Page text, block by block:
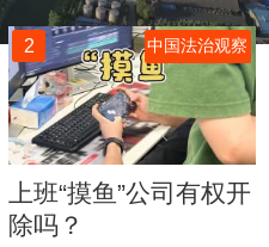
2 中国法治观察
上班“摸鱼”公司有权开
除吗？